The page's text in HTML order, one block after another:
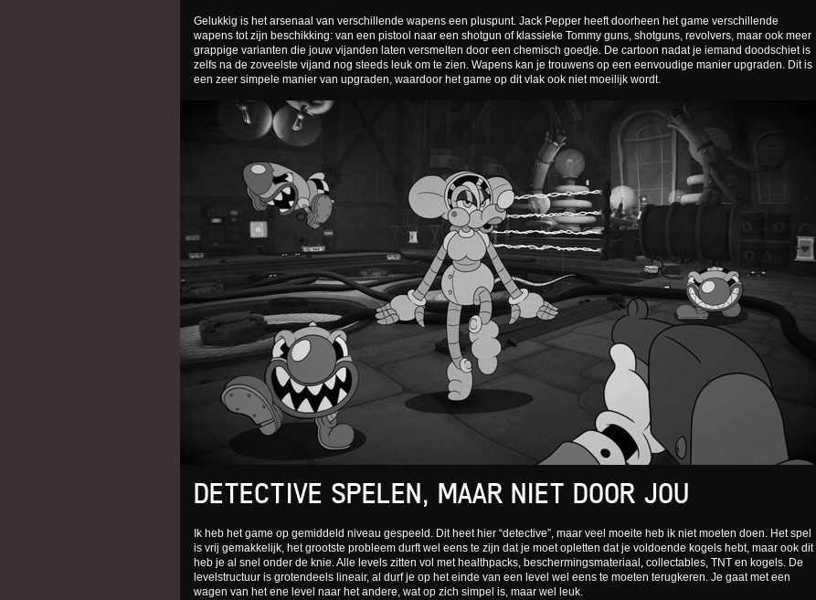
Gelukkig is het arsenaal van verschillende wapens een pluspunt. Jack Pepper heeft doorheen het game verschillende
wapens tot zijn beschikking: van een pistool naar een shotgun of klassieke Tommy guns, shotguns, revolvers, maar ook meer
grappige varianten die jouw vijanden laten versmelten door een chemisch goedje. De cartoon nadat je iemand doodschiet is
zelfs na de zoveelste vijand nog steeds leuk om te zien. Wapens kan je trouwens op een eenvoudige manier upgraden. Dit is
een zeer simpele manier van upgraden, waardoor het game op dit vlak ook niet moeilijk wordt.
DETECTIVE SPELEN, MAAR NIET DOOR JOU
Ik heb het game op gemiddeld niveau gespeeld. Dit heet hier “detective”, maar veel moeite heb ik niet moeten doen. Het spel
is vrij gemakkelijk, het grootste probleem durft wel eens te zijn dat je moet opletten dat je voldoende kogels hebt, maar ook dit
heb je al snel onder de knie. Alle levels zitten vol met healthpacks, beschermingsmateriaal, collectables, TNT en kogels. De
levelstructuur is grotendeels lineair, al durf je op het einde van een level wel eens te moeten terugkeren. Je gaat met een
wagen van het ene level naar het andere, wat op zich simpel is, maar wel leuk.